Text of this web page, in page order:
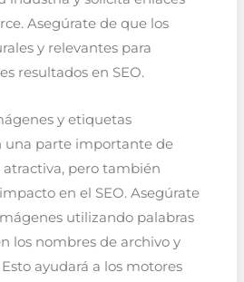
Asegúrate de que los
y relevantes para
resultados en SEO.
y etiquetas
una parte importante de
pero también
en el SEO. Asegúrate
utilizando palabras
los nombres de archivo y
Esto ayudará a los motores